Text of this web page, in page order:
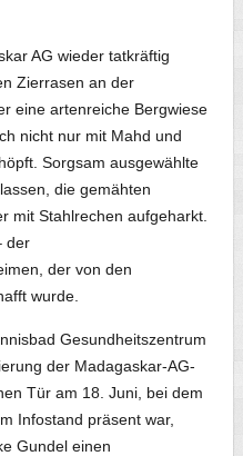
AG wieder tatkräftig
Zierrasen an der
eine artenreiche Bergwiese
nicht nur mit Mahd und
Sorgsam ausgewählte
die gemähten
mit Stahlrechen aufgeharkt.
der
der von den
wurde.
Gesundheitszentrum
der Madagaskar-AG-
Tür am 18. Juni, bei dem
Infostand präsent war,
Gundel einen